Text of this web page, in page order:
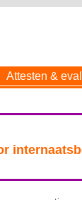
Attesten &